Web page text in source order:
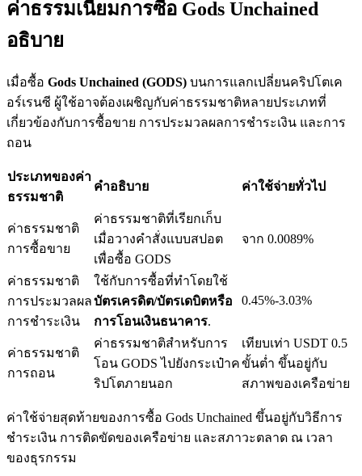
เงินกู้
บริการยืมเงินที่ได้รับการสนับสนุนจาก Crypto
ลงทุนอัตโนมัติ
คว้าผลกำไรระยะยาวและผลประโยชน์ที่ยืดหยุ่น
ค่าธรรมเนียมการซื้อ Gods Unchained
อธิบาย
เมื่อซื้อ Gods Unchained (GODS) บนการแลกเปลี่ยนคริปโตเค
อร์เรนซี ผู้ใช้อาจต้องเผชิญกับค่าธรรมชาติหลายประเภทที่
เกี่ยวข้องกับการซื้อขาย การประมวลผลการชำระเงิน และการ
ถอน
ประเภทของค่า
ธรรมชาติ
คำอธิบาย ค่าใช้จ่ายทั่วไป
ค่าธรรมชาติ
การซื้อขาย
ค่าธรรมชาติที่เรียกเก็บ
เมื่อวางคำสั่งแบบสปอต
เพื่อซื้อ GODS
จาก 0.0089%
ค่าธรรมชาติ
การประมวลผล
การชำระเงิน
ใช้กับการซื้อที่ทำโดยใช้
บัตรเครดิต/บัตรเดบิตหรือ
การโอนเงินธนาคาร.
0.45%-3.03%
ค่าธรรมชาติ
การถอน
ค่าธรรมชาติสำหรับการ
โอน GODS ไปยังกระเป๋าค
ริปโตภายนอก
เทียบเท่า USDT 0.5
ขั้นต่ำ ขึ้นอยู่กับ
สภาพของเครือข่าย
ค่าใช้จ่ายสุดท้ายของการซื้อ Gods Unchained ขึ้นอยู่กับวิธีการ
ชำระเงิน การติดขัดของเครือข่าย และสภาวะตลาด ณ เวลา
ของธุรกรรม